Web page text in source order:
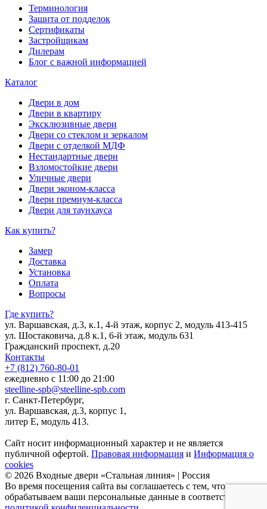
Терминология
Зашита от подделок
Сертификаты
Застройщикам
Дилерам
Блог с важной информацией
Каталог
Двери в дом
Двери в квартиру
Эксклюзивные двери
Двери со стеклом и зеркалом
Двери с отделкой МДФ
Нестандартные двери
Взломостойкие двери
Уличные двери
Двери эконом-класса
Двери премиум-класса
Двери для таунхауса
Как купить?
Замер
Доставка
Установка
Оплата
Вопросы
Где купить?
ул. Варшавская, д.3, к.1, 4-й этаж, корпус 2, модуль 413-415
ул. Шостаковича, д.8 к.1, 6-й этаж, модуль 631
Гражданский проспект, д.20
Контакты
+7 (812) 760-80-01
ежедневно с 11:00 до 21:00
steelline-spb@steelline-spb.com
г. Санкт-Петербург,
ул. Варшавская, д.3, корпус 1,
литер Е, модуль 413.
Сайт носит информационный характер и не является
публичной офертой. Правовая информация и Информация о
cookies
© 2026 Входные двери «Стальная линия» | Россия
Во время посещения сайта вы соглашаетесь с тем, что мы
обрабатываем ваши персональные данные в соответствии с